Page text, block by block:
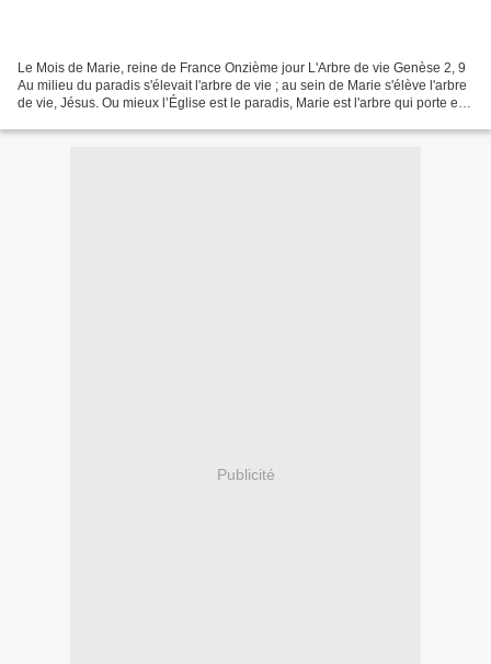
Le Mois de Marie, reine de France Onzième jour L'Arbre de vie Genèse 2, 9
Au milieu du paradis s'élevait l'arbre de vie ; au sein de Marie s'élève l'arbre
de vie, Jésus. Ou mieux l’Église est le paradis, Marie est l'arbre qui porte et
Publicité